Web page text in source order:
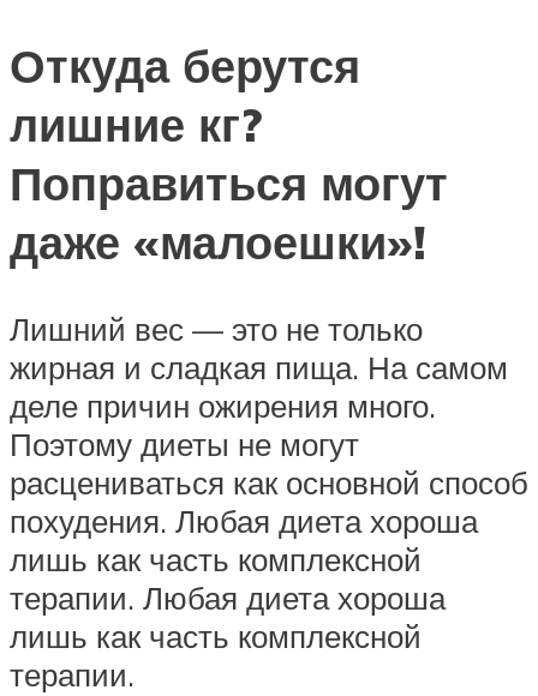
Откуда берутся
лишние кг?
Поправиться могут
даже «малоешки»!
Лишний вес — это не только
жирная и сладкая пища. На самом
деле причин ожирения много.
Поэтому диеты не могут
расцениваться как основной способ
похудения. Любая диета хороша
лишь как часть комплексной
терапии. Любая диета хороша
лишь как часть комплексной
терапии.